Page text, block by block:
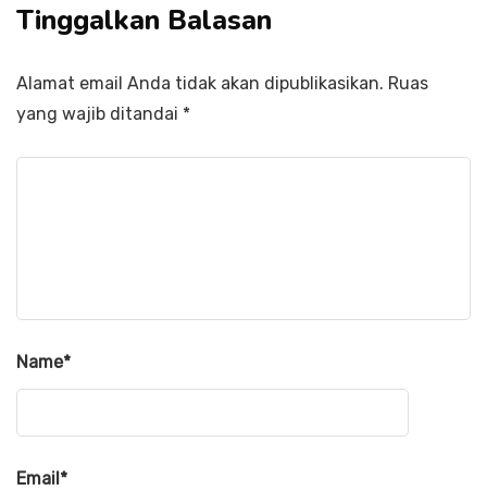
Tinggalkan Balasan
Alamat email Anda tidak akan dipublikasikan. Ruas
yang wajib ditandai *
Name*
Email*